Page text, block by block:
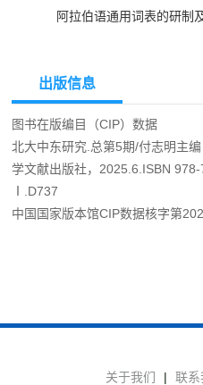
阿拉伯语通用词表的研制
出版信息
图书在版编目（CIP）数据
北大中东研究.总第5期/付志明主
学文献出版社，2025.6.ISBN
Ⅰ.D737
中国国家版本馆CIP数据核字第
关于我们 | 联系